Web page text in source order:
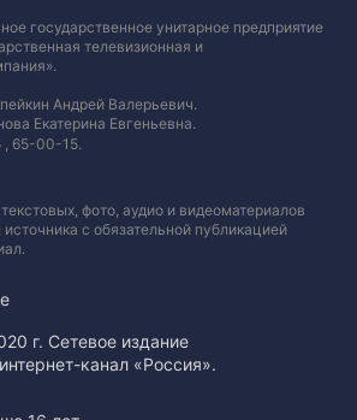
государственное унитарное предприятие
телевизионная и
Андрей Валерьевич.
Екатерина Евгеньевна.
, 65-00-15.
фото, аудио и видеоматериалов
с обязательной публикацией
.
г. Сетевое издание
канал «Россия».